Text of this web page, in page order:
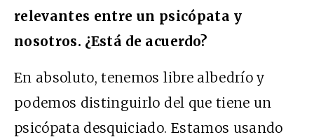
relevantes entre un psicópata y
nosotros. ¿Está de acuerdo?
En absoluto, tenemos libre albedrío y
podemos distinguirlo del que tiene un
psicópata desquiciado. Estamos usando